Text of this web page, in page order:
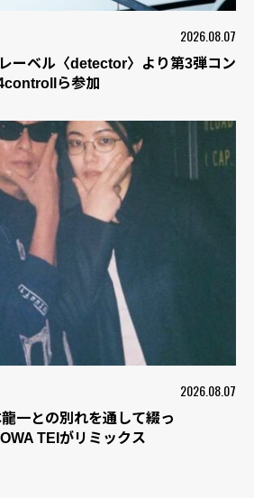
2026.08.07
ーベル〈detector〉より第3弾コン
ら参加
2026.08.07
一との別れを通して綴っ
TEIがリミックス